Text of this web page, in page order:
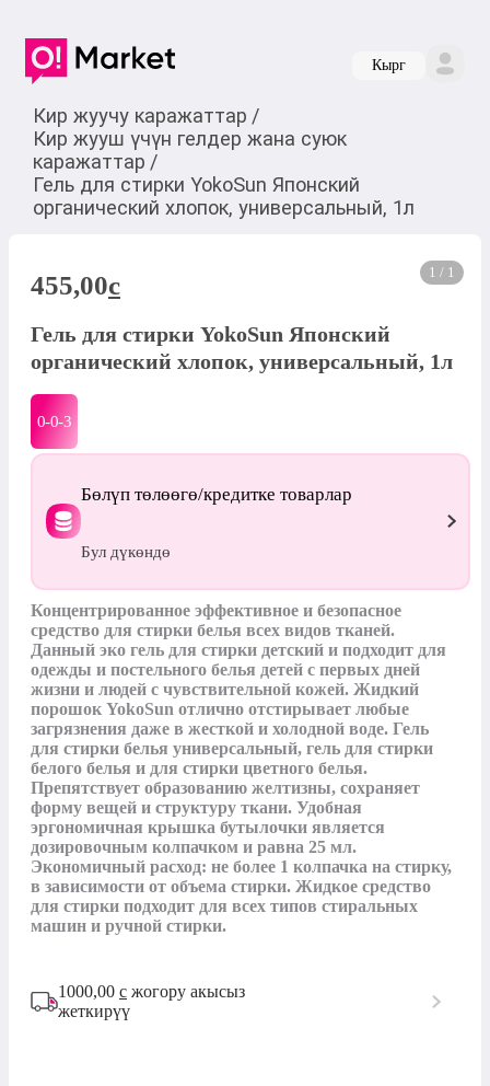
Кырг
Кир жуучу каражаттар /
Кир жууш үчүн гелдер жана суюк
каражаттар /
Гель для стирки YokoSun Японский
органический хлопок, универсальный, 1л
1 / 1
455,00c
Гель для стирки YokoSun Японский
органический хлопок, универсальный, 1л
0-0-3
Бөлүп төлөөгө/кредитке товарлар
Бул дүкөндө
Концентрированное эффективное и безопасное
средство для стирки белья всех видов тканей.
Данный эко гель для стирки детский и подходит для
одежды и постельного белья детей с первых дней
жизни и людей с чувствительной кожей. Жидкий
порошок YokoSun отлично отстирывает любые
загрязнения даже в жесткой и холодной воде. Гель
для стирки белья универсальный, гель для стирки
белого белья и для стирки цветного белья.
Препятствует образованию желтизны, сохраняет
форму вещей и структуру ткани. Удобная
эргономичная крышка бутылочки является
дозировочным колпачком и равна 25 мл.
Экономичный расход: не более 1 колпачка на стирку,
в зависимости от объема стирки. Жидкое средство
для стирки подходит для всех типов стиральных
машин и ручной стирки.
1000,00 с жогору акысыз
жеткирүү